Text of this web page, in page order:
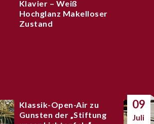
Klavier – Weiß
Hochglanz Makelloser
Zustand
Klassik-Open-Air zu
Gunsten der „Stiftung
09
Juli